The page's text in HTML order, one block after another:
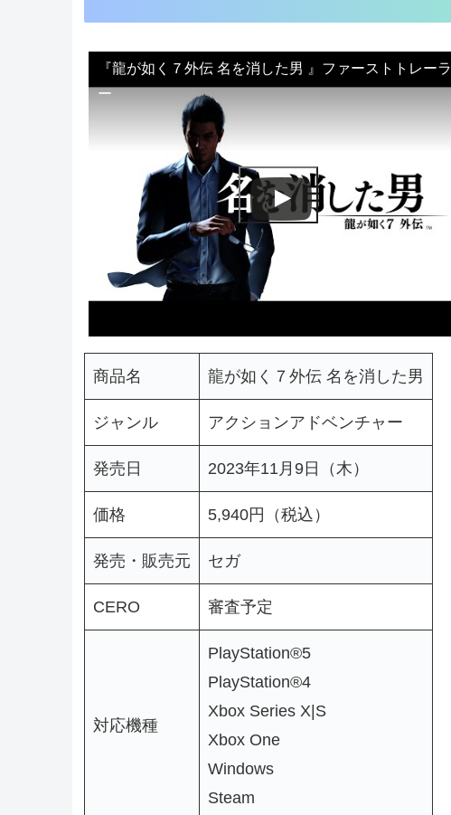
『龍が如く７外伝 名を消した男 』ファーストトレーラ
ー
商品名 龍が如く７外伝 名を消した男
ジャンル アクションアドベンチャー
発売日 2023年11月9日（木）
価格 5,940円（税込）
発売・販売元 セガ
CERO 審査予定
対応機種
PlayStation®5
PlayStation®4
Xbox Series X|S
Xbox One
Windows
Steam